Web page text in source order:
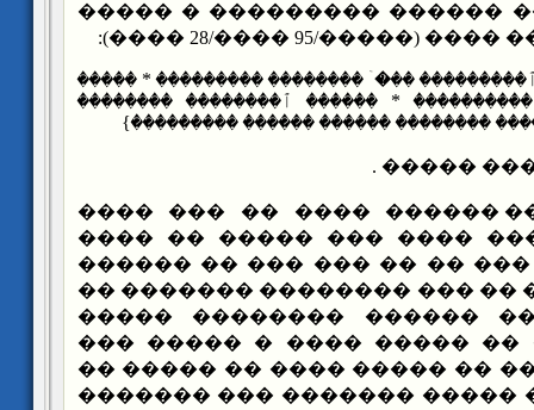
���� ��� ��� ��� ������
��� ���� ����� ��
���ۤ �������� ��������� * �����
* ������ ٱ�������� ��������
�������� ������ ������ ���������}
�� : ����
������ ������ ���� ��
�������� ������� ����
�������� � ��� ��� �� ��
���� ���� ���� � �� ���
� ���� ����� �� ������
����� ������ � �� �����
���� ������ � ��� �� �����
���� �������� � �����